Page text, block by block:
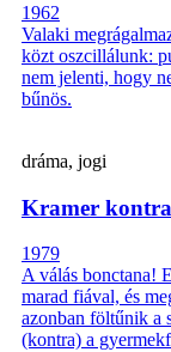
1962
Valaki
közt oszcillálunk:
nem jelenti, hogy
bűnös.
dráma, jogi
Kramer
1979
A válás bonctana!
marad fiával, és
azonban föltűnik a
(kontra) a